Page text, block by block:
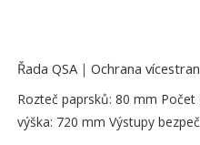
Řada QSA｜Ochrana
Rozteč paprsků: 80 mm
výška: 720 mm Výstupy